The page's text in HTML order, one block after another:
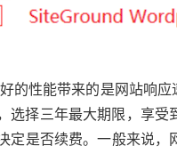
的性能带来的是网站响
选择三年最大期限，享
定是否续费。一般来说，